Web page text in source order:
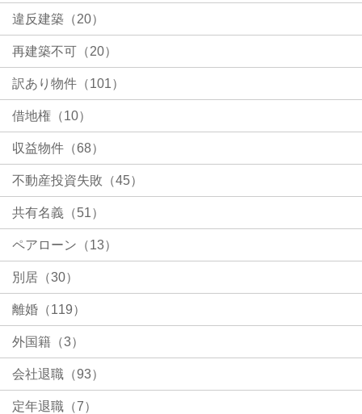
違反建築（20）
再建築不可（20）
訳あり物件（101）
借地権（10）
収益物件（68）
不動産投資失敗（45）
共有名義（51）
ペアローン（13）
別居（30）
離婚（119）
外国籍（3）
会社退職（93）
定年退職（7）